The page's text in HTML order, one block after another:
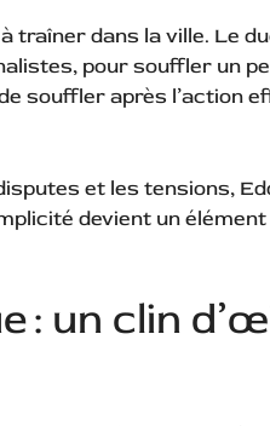
traîner dans la ville. Le
pour souffler un
souffler après l’action
et les tensions,
devient un
: un clin